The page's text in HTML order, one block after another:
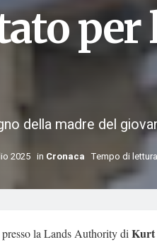
per
della madre del
2025 in Cronaca Tempo di
la Lands Authority di Kurt